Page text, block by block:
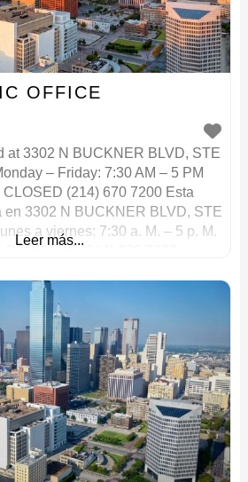
OFFICE
at 3302 N BUCKNER BLVD, STE
– Friday: 7:30 AM – 5 PM
(214) 670 7200 Esta
en 3302 N BUCKNER BLVD, STE
a viernes: 7:30 a. M. – 5 p. M.
Leer más...